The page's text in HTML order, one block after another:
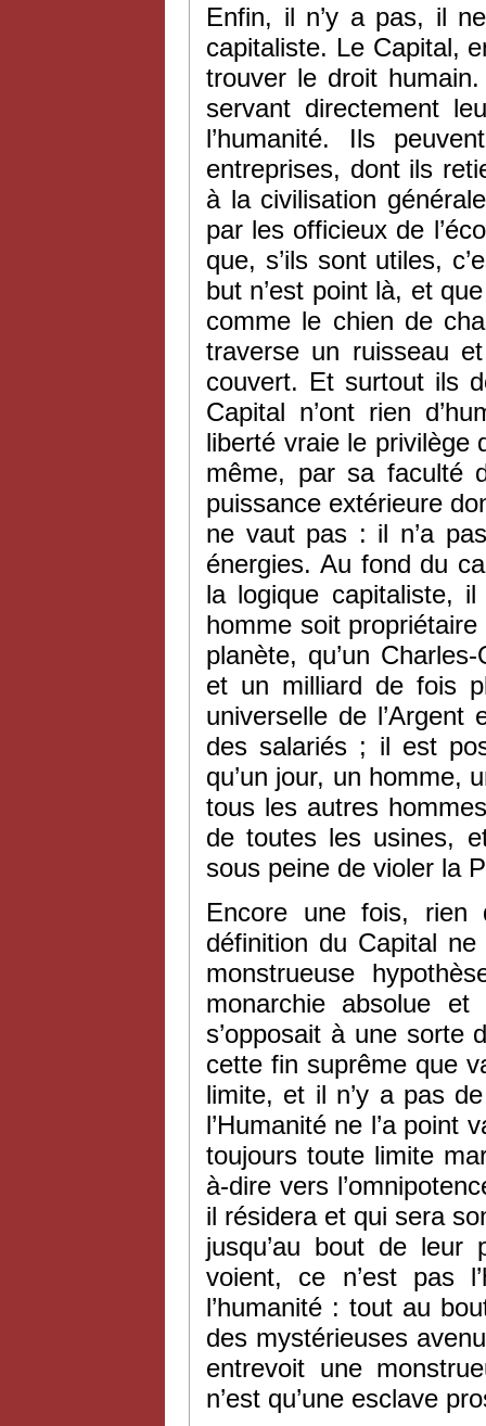
Enfin, il n’y a pas, il
capitaliste. Le Capital,
trouver le droit
servant directement
l’humanité. Ils
entreprises, dont ils
à la civilisation
par les officieux de
que, s’ils sont utiles,
but n’est point là, et
comme le chien de
traverse un ruisseau
couvert. Et surtout ils
Capital n’ont rien
liberté vraie le privilège
même, par sa faculté
puissance extérieure
ne vaut pas : il n’a
énergies. Au fond du
la logique capitaliste,
homme soit
planète, qu’un
et un milliard de fois
universelle de
des salariés ; il est
qu’un jour, un homme,
tous les autres
de toutes les usines,
sous peine de violer la
Encore une fois, rien
définition du Capital
monstrueuse
monarchie absolue
s’opposait à une sorte
cette fin suprême que
limite, et il n’y a pas
l’Humanité ne l’a point
toujours toute limite
à-dire vers
il résidera et qui sera
jusqu’au bout de leur
voient, ce n’est pas
l’humanité : tout au
des mystérieuses
entrevoit une
n’est qu’une esclave